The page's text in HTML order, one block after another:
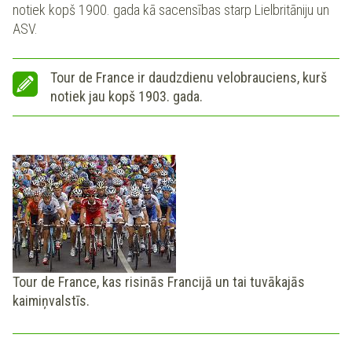
notiek kopš 1900. gada kā sacensības starp Lielbritāniju un
ASV.
Tour de France ir daudzdienu velobrauciens, kurš
notiek jau kopš 1903. gada.
Tour de France, kas risinās Francijā un tai tuvākajās
kaimiņvalstīs.